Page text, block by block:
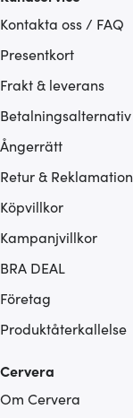
Kontakta oss / FAQ
Presentkort
Frakt & leverans
Betalningsalternativ
Ångerrätt
Retur & Reklamation
Köpvillkor
Kampanjvillkor
BRA DEAL
Företag
Produktåterkallelse
Cervera
Om Cervera